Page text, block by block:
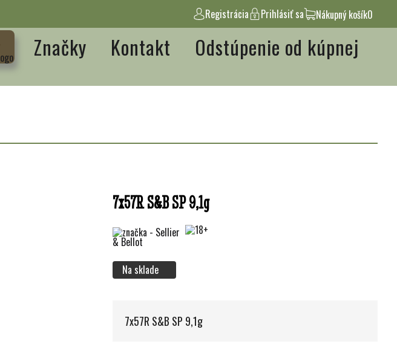
Registrácia Prihlásiť sa Nákupný košík0
Značky Kontakt Odstúpenie od kúpnej
7x57R S&B SP 9,1g
Na sklade
7x57R S&B SP 9,1g